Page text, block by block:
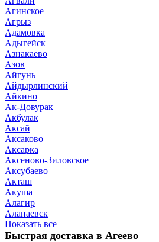
Агинское
Агрыз
Адамовка
Адыгейск
Азнакаево
Азов
Айгунь
Айдырлинский
Айкино
Ак-Довурак
Акбулак
Аксай
Аксаково
Аксарка
Аксеново-Зиловское
Аксубаево
Акташ
Акуша
Алагир
Алапаевск
Показать все
Быстрая доставка в Агеево